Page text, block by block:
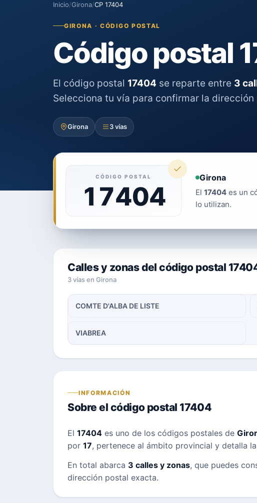
Inicio/Girona/CP 17404
GIRONA · CÓDIGO POSTAL
Código postal
El código postal 17404 se reparte entre 3
Selecciona tu vía para confirmar la
Girona 3 vías
CÓDIGO POSTAL
17404
Girona
El 17404 es un
lo utilizan.
Calles y zonas del código postal
3 vías en Girona
COMTE D'ALBA DE LISTE
VIABREA
INFORMACIÓN
Sobre el código postal 17404
El 17404 es uno de los códigos postales de
por 17, pertenece al ámbito provincial y detalla
En total abarca 3 calles y zonas, que puedes
dirección postal exacta.